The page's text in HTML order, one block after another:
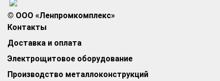
© ООО «Ленпромкомплекс»
Контакты
Доставка и оплата
Электрощитовое оборудование
Производство металлоконструкций